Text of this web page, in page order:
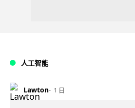
人工智能
Lawton 1 日